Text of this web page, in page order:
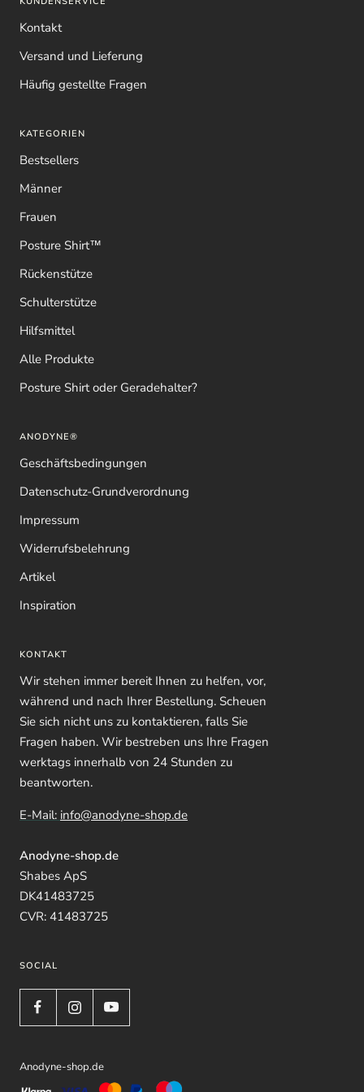
Kontakt
Versand und Lieferung
Häufig gestellte Fragen
KATEGORIEN
Bestsellers
Männer
Frauen
Posture Shirt™
Rückenstütze
Schulterstütze
Hilfsmittel
Alle Produkte
Posture Shirt oder Geradehalter?
ANODYNE®
Geschäftsbedingungen
Datenschutz-Grundverordnung
Impressum
Widerrufsbelehrung
Artikel
Inspiration
KONTAKT
Wir stehen immer bereit Ihnen zu helfen, vor,
während und nach Ihrer Bestellung. Scheuen
Sie sich nicht uns zu kontaktieren, falls Sie
Fragen haben. Wir bestreben uns Ihre Fragen
werktags innerhalb von 24 Stunden zu
beantworten.
E-Mail: info@anodyne-shop.de
Anodyne-shop.de
Shabes ApS
DK41483725
CVR: 41483725
SOCIAL
Anodyne-shop.de